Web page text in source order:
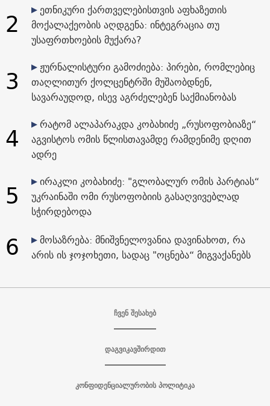
2
ეთნიკური ქართველებისთვის აფხაზეთის
მოქალაქეობის აღდგენა: ინტეგრაცია თუ
უსაფრთხოების მუქარა?
3
ჟურნალისტური გამოძიება: პირები, რომლებიც
თაღლითურ ქოლცენტრში მუშაობდნენ,
სავარაუდოდ, ისევ აგრძელებენ საქმიანობას
4
რატომ ალაპარაკდა კობახიძე „რუსოფობიაზე“
აგვისტოს ომის წლისთავამდე რამდენიმე დღით
ადრე
5
ირაკლი კობახიძე: "გლობალურ ომის პარტიას“
უკრაინაში ომი რუსოფობიის გასაღვივებლად
სჭირდებოდა
6
მოსაზრება: მნიშვნელოვანია დავინახოთ, რა
არის ის ჯოჯოხეთი, სადაც "ოცნება“ მიგვაქანებს
ჩვენ შესახებ
დაგვიკავშირდით
კონფიდენციალურობის პოლიტიკა